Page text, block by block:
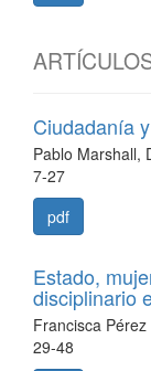
Ciudadanía
Pablo Marshall,
7-27
pdf
Estado,
disciplinario
Francisca Pérez
29-48